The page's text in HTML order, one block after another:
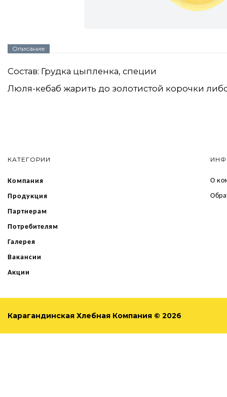
Описание
Состав: Грудка цыпленка, специи
Люля-кебаб жарить до золотистой корочки
КАТЕГОРИИ
Компания
Продукция
Партнерам
Потребителям
Галерея
Вакансии
Акции
О
Карагандинская Хлебная Компания © 2026